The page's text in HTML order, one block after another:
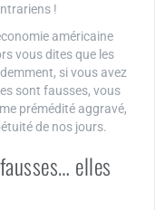
!
américaine
vous dites que les
si vous avez
sont fausses, vous
prémédité aggravé,
de nos jours.
elles